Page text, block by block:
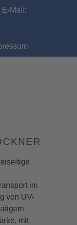
E-Mail:
im
von UV-
mit